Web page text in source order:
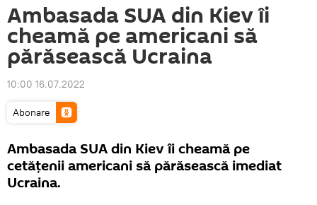
Ambasada SUA din Kiev îi
cheamă pe americani să
părăsească Ucraina
10:00 16.07.2022
Abonare
Ambasada SUA din Kiev îi cheamă pe
cetățenii americani să părăsească imediat
Ucraina.